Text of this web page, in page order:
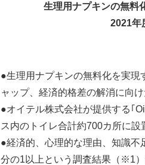
生理用ナプキンの無料
2021年
●生理用ナプキンの無料化を実
ャップ、経済的格差の解消に向
●オイテル株式会社が提供する｢
ス内のトイレ合計約700カ所に設
●経済的、心理的な理由、知識
分の1以上という調査結果（※1